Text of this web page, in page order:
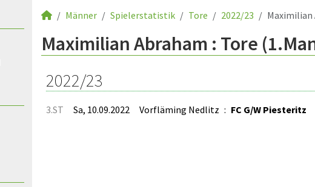
Männer Spielerstatistik Tore 2022/23 Maximilian
Maximilian Abraham : Tore
2022/23
3.ST Sa, 10.09.2022 Vorfläming Nedlitz : FC G/W Piesteritz